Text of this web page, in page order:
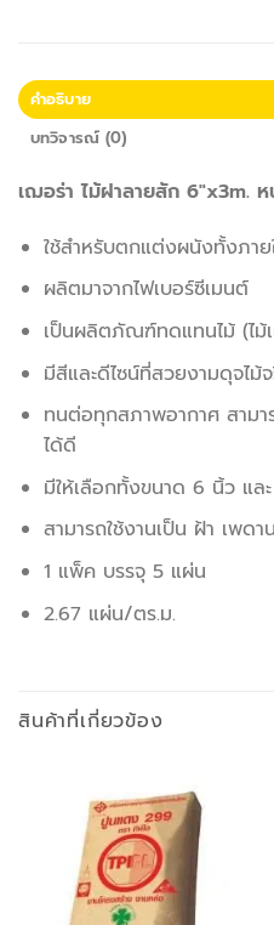
คำอธิบาย
บทวิจารณ์ (0)
เฌอร่า ไม้ฝาลายสัก 6″x3m.
ใช้สำหรับตกแต่งผนังทั้งภา
ผลิตมาจากไฟเบอร์ซีเมนต์
เป็นผลิตภัณฑ์ทดแทนไม้ (ไม้
มีสีและดีไซน์ที่สวยงามดุจไม้
ทนต่อทุกสภาพอากาศ สามา
ได้ดี
มีให้เลือกทั้งขนาด 6 นิ้ว แ
สามารถใช้งานเป็น ฝ้า เพด
1 แพ็ค บรรจุ 5 แผ่น
2.67 แผ่น/ตร.ม.
สินค้าที่เกี่ยวข้อง